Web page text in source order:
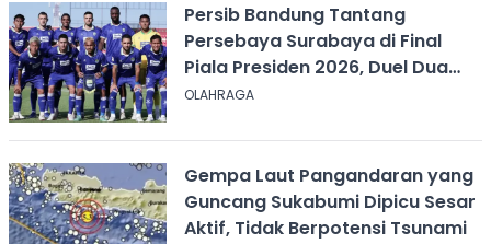
Persib Bandung Tantang
Persebaya Surabaya di Final
Piala Presiden 2026, Duel Dua
Tim Tak Terkalahkan
OLAHRAGA
Gempa Laut Pangandaran yang
Guncang Sukabumi Dipicu Sesar
Aktif, Tidak Berpotensi Tsunami